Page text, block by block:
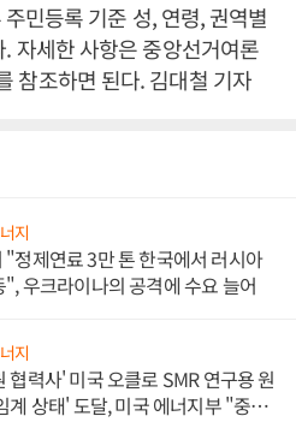
민등록 기준 성, 연령, 권역별
자세한 사항은 중앙선거여론
참조하면 된다. 김대철 기자
지
"정제연료 3만 톤 한국에서 러시아
", 우크라이나의 공격에 수요 늘어
지
협력사' 미국 오클로 SMR 연구용 원
계 상태' 도달, 미국 에너지부 "중요